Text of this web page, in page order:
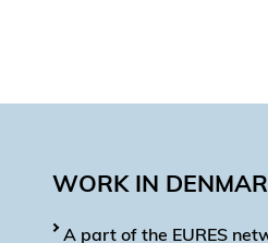
WORK IN
A part of the EURES